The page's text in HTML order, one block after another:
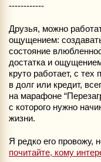
------------
Друзья, можно
ощущением:
состояние
достатка и
круто работает, с тех
в долг или кредит,
на марафоне
с которого нужно
жизни.
Я редко его провожу,
почитайте, кому